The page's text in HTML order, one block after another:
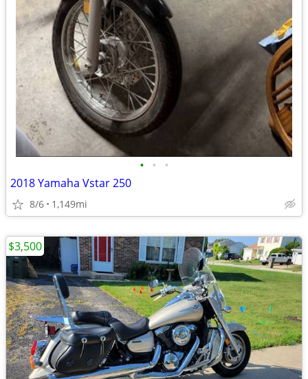
• • •
2018 Yamaha Vstar 250
8/6 1,149mi
$3,500